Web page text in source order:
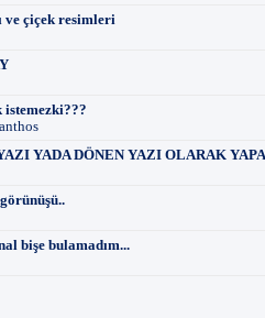
ve çiçek resimleri
YADA DÖNEN YAZI OLARAK
bişe bulamadım...